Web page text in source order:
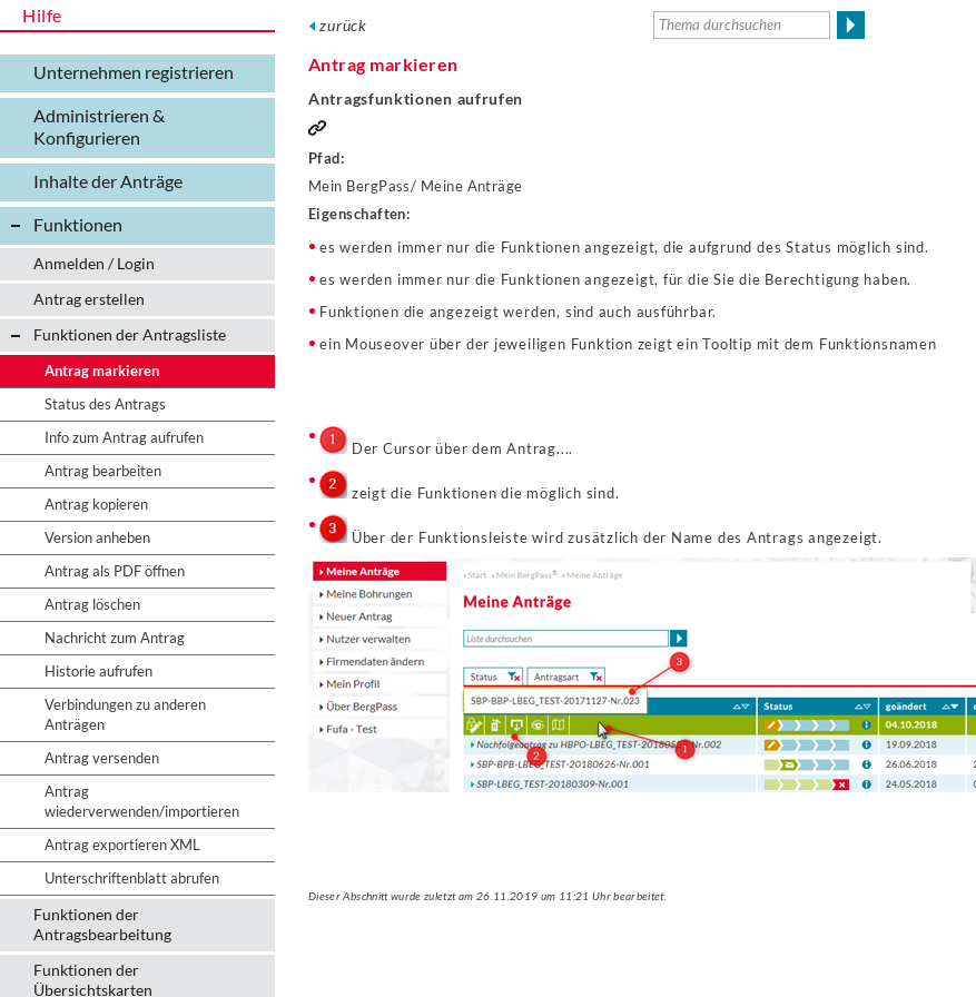
Hilfe
Unternehmen registrieren
Administrieren &
Konfigurieren
Inhalte der Anträge
Funktionen
Anmelden / Login
Antrag erstellen
Funktionen der Antragsliste
Antrag markieren
Status des Antrags
Info zum Antrag aufrufen
Antrag bearbeiten
Antrag kopieren
Version anheben
Antrag als PDF öffnen
Antrag löschen
Nachricht zum Antrag
Historie aufrufen
Verbindungen zu anderen
Anträgen
Antrag versenden
Antrag
wiederverwenden/importieren
Antrag exportieren XML
Unterschriftenblatt abrufen
Funktionen der
Antragsbearbeitung
Funktionen der
Übersichtskarten
zurück
Antrag markieren
Antragsfunktionen aufrufen
Pfad:
Mein BergPass/ Meine Anträge
Eigenschaften:
es werden immer nur die Funktionen angezeigt, die aufgrund des Status möglich sind.
es werden immer nur die Funktionen angezeigt, für die Sie die Berechtigung haben.
Funktionen die angezeigt werden, sind auch ausführbar.
ein Mouseover über der jeweiligen Funktion zeigt ein Tooltip mit dem Funktionsnamen
Der Cursor über dem Antrag....
zeigt die Funktionen die möglich sind.
Über der Funktionsleiste wird zusätzlich der Name des Antrags angezeigt.
Dieser Abschnitt wurde zuletzt am 26.11.2019 um 11:21 Uhr bearbeitet.